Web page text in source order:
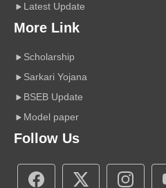
Latest Update
More Link
Scholarship
Sarkari Yojana
BSEB Update
Model paper
Follow Us